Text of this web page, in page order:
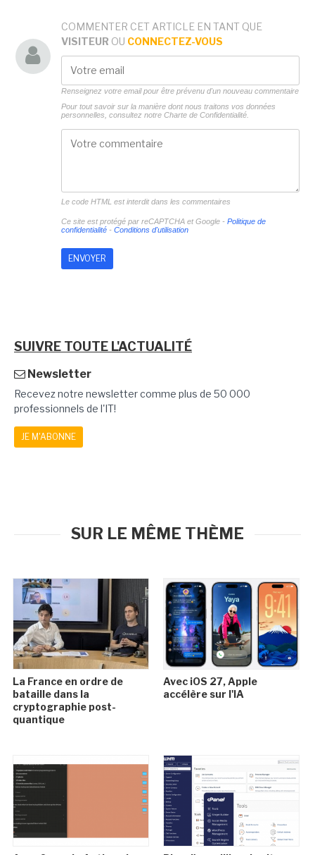
COMMENTER CET ARTICLE EN TANT QUE
VISITEUR OU CONNECTEZ-VOUS
Renseignez votre email pour être prévenu d'un nouveau commentaire
Pour tout savoir sur la manière dont nous traitons vos données
personnelles, consultez notre Charte de Confidentialité.
Le code HTML est interdit dans les commentaires
Ce site est protégé par reCAPTCHA et Google - Politique de
confidentialité- Conditions d'utilisation
SUIVRE TOUTE L'ACTUALITÉ
Newsletter
Recevez notre newsletter comme plus de 50 000
professionnels de l'IT!
JE M'ABONNE
SUR LE MÊME THÈME
La France en ordre de
bataille dans la
cryptographie post-
quantique
Avec iOS 27, Apple
accélère sur l'IA